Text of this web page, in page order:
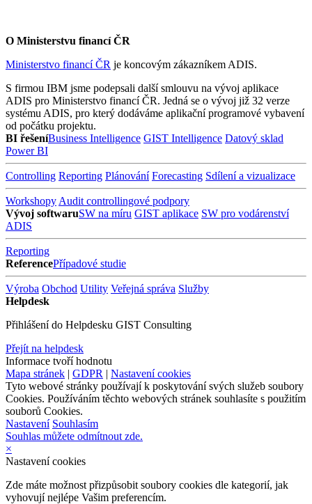
O Ministerstvu financí ČR
Ministerstvo financí ČR je koncovým zákazníkem ADIS.
S firmou IBM jsme podepsali další smlouvu na vývoj aplikace
ADIS pro Ministerstvo financí ČR. Jedná se o vývoj již 32 verze
systému ADIS, pro který dodáváme aplikační programové vybavení
od počátku projektu.
BI řešeníBusiness Intelligence GIST Intelligence Datový sklad
Power BI
Controlling Reporting Plánování Forecasting Sdílení a vizualizace
Workshopy Audit controllingové podpory
Vývoj softwaruSW na míru GIST aplikace SW pro vodárenství
ADIS
Reporting
ReferencePřípadové studie
Výroba Obchod Utility Veřejná správa Služby
Helpdesk
Přihlášení do Helpdesku GIST Consulting
Přejít na helpdesk
Informace tvoří hodnotu
Mapa stránek | GDPR | Nastavení cookies
Tyto webové stránky používají k poskytování svých služeb soubory
Cookies. Používáním těchto webových stránek souhlasíte s použitím
souborů Cookies.
Nastavení Souhlasím
Souhlas můžete odmítnout zde.
×
Nastavení cookies
Zde máte možnost přizpůsobit soubory cookies dle kategorií, jak
vyhovují nejlépe Vašim preferencím.